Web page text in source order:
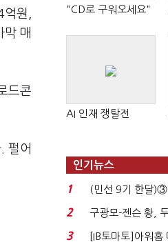
원,
매
드콘
펄어
"CD로 구워오세요"
AI 인재 쟁탈전
인기뉴스
1
(민선 9기 한달
격…추미애, 20년
2
구광모-젠슨 황,
로봇·AI 등 논...
3
[IB토마토]아워홈